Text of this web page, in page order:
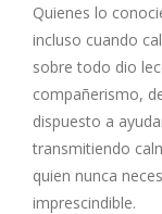
Quienes lo
incluso cuando
sobre todo dio
compañerismo,
dispuesto a
transmitiendo
quien nunca
imprescindible.